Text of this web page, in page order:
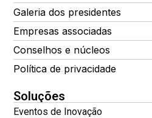
Galeria dos presidentes
Empresas associadas
Conselhos e núcleos
Política de privacidade
Soluções
Eventos de Inovação